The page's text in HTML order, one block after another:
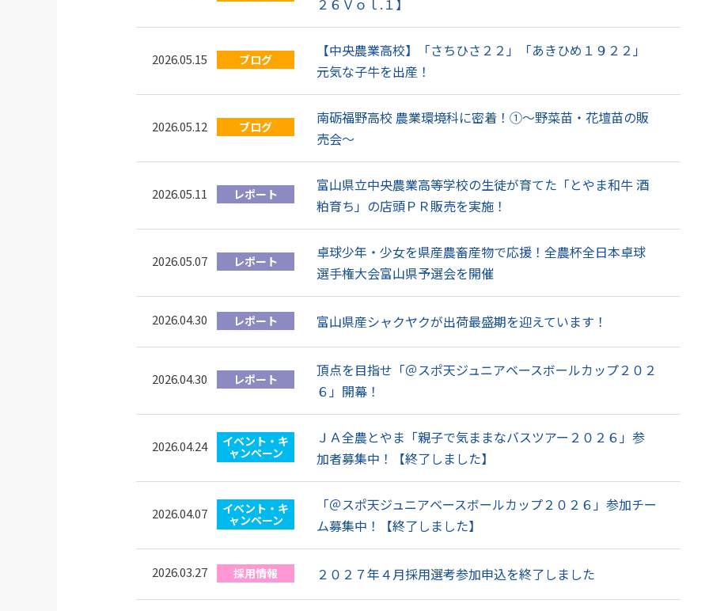
2026.05.15 ブログ
【中央農業高校】「さちひさ２２」「あきひめ１９２２」
元気な子牛を出産！
2026.05.12 ブログ
南砺福野高校 農業環境科に密着！①～野菜苗・花壇苗の販
売会～
2026.05.11 レポート
富山県立中央農業高等学校の生徒が育てた「とやま和牛 酒
粕育ち」の店頭ＰＲ販売を実施！
2026.05.07 レポート
卓球少年・少女を県産農畜産物で応援！全農杯全日本卓球
選手権大会富山県予選会を開催
2026.04.30 レポート 富山県産シャクヤクが出荷最盛期を迎えています！
2026.04.30 レポート
頂点を目指せ「＠スポ天ジュニアベースボールカップ２０２
６」開幕！
2026.04.24 イベント・キ
ャンペーン
ＪＡ全農とやま「親子で気ままなバスツアー２０２６」参
加者募集中！【終了しました】
2026.04.07 イベント・キ
ャンペーン
「＠スポ天ジュニアベースボールカップ２０２６」参加チー
ム募集中！【終了しました】
2026.03.27 採用情報 ２０２７年４月採用選考参加申込を終了しました